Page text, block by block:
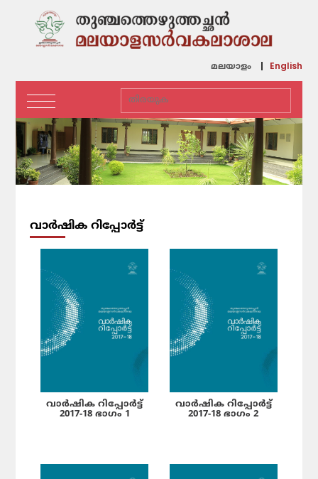
മലയാളം English
വാർഷിക റിപ്പോർട്ട്
വാർഷിക റിപ്പോർട്ട്
2017-18 ഭാഗം 1
വാർഷിക റിപ്പോർട്ട്
2017-18 ഭാഗം 2